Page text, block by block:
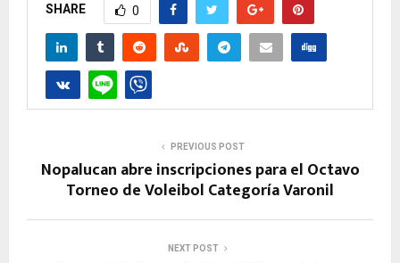
SHARE 0
PREVIOUS POST
Nopalucan abre inscripciones para el Octavo
Torneo de Voleibol Categoría Varonil
NEXT POST